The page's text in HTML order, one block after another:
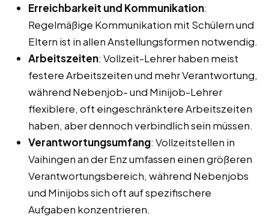
Erreichbarkeit und Kommunikation:
Regelmäßige Kommunikation mit Schülern und
Eltern ist in allen Anstellungsformen notwendig.
Arbeitszeiten: Vollzeit-Lehrer haben meist
festere Arbeitszeiten und mehr Verantwortung,
während Nebenjob- und Minijob-Lehrer
flexiblere, oft eingeschränktere Arbeitszeiten
haben, aber dennoch verbindlich sein müssen.
Verantwortungsumfang: Vollzeitstellen in
Vaihingen an der Enz umfassen einen größeren
Verantwortungsbereich, während Nebenjobs
und Minijobs sich oft auf spezifischere
Aufgaben konzentrieren.